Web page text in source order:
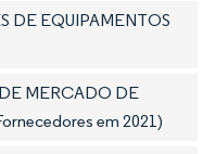
DE EQUIPAMENTOS
MERCADO DE
em 2021)